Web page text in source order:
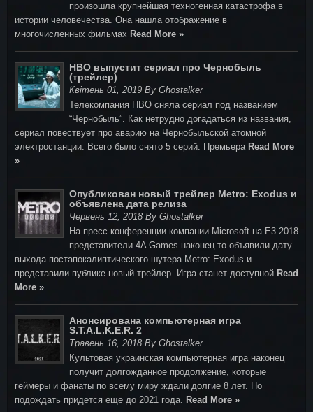
произошла крупнейшая техногенная катастрофа в
истории человечества. Она нашла отображение в
многочисленных фильмах Read More »
HBO выпустит сериал про Чернобыль
(трейлер)
Квітень 01, 2019 By Ghostalker
Телекомпания HBO сняла сериал под названием
“Чернобыль”. Как нетрудно догадаться из названия,
сериал повествует про аварию на Чернобыльской атомной
электростанции. Всего было снято 5 серий. Премьера Read More
»
Опубликован новый трейлер Metro: Exodus и
объявлена дата релиза
Червень 12, 2018 By Ghostalker
На пресс-конференции компании Microsoft на E3 2018
представители 4A Games наконец-то объявили дату
выхода постапокалиптического шутера Metro: Exodus и
представили публике новый трейлер. Игра станет доступной Read
More »
Анонсирована компьютерная игра
S.T.A.L.K.E.R. 2
Травень 16, 2018 By Ghostalker
Культовая украинская компьютерная игра наконец
получит долгожданное продолжение, которые
геймеры и фанаты по всему миру ждали долгие 8 лет. Но
подождать придется еще до 2021 года. Read More »